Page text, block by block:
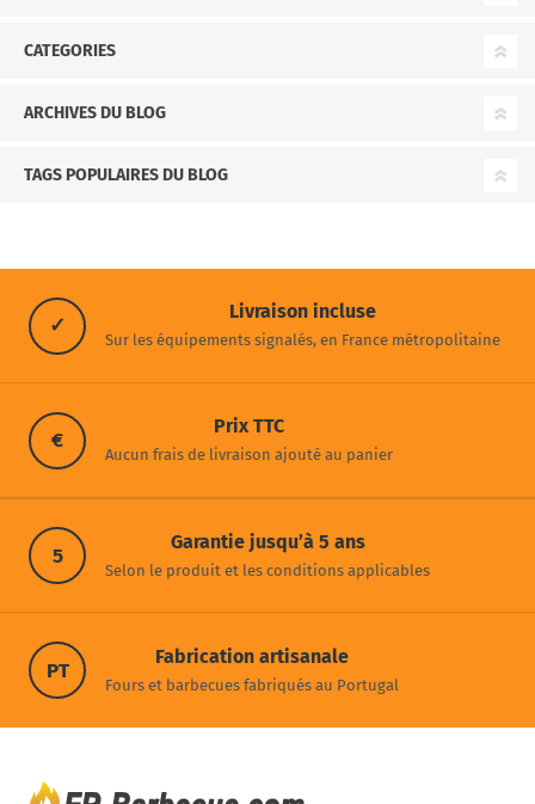
CATEGORIES
ARCHIVES DU BLOG
TAGS POPULAIRES DU BLOG
✓
Livraison incluse
Sur les équipements signalés, en France métropolitaine
€
Prix TTC
Aucun frais de livraison ajouté au panier
5
Garantie jusqu’à 5 ans
Selon le produit et les conditions applicables
PT
Fabrication artisanale
Fours et barbecues fabriqués au Portugal